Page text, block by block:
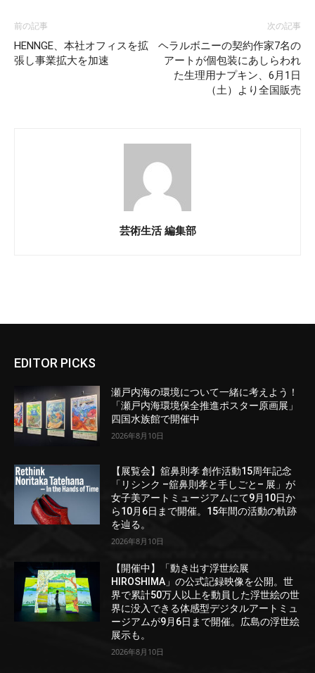
前の記事
HENNGE、本社オフィスを拡
張し事業拡大を加速
次の記事
ヘラルボニーの契約作家7名の
アートが個包装にあしらわれ
た生理用ナプキン、6月1日
（土）より全国販売
芸術生活 編集部
EDITOR PICKS
瀬戸内海の環境について一緒に考えよう！
「瀬戸内海環境保全推進ポスター原画展」
四国水族館で開催中
2026年8月10日
【展覧会】舘鼻則孝 創作活動15周年記念
「リシンク –舘鼻則孝と手しごと– 展」が
女子美アートミュージアムにて9月10日か
ら10月6日まで開催。15年間の活動の軌跡
を辿る。
2026年8月10日
【開催中】「動き出す浮世絵展
HIROSHIMA」の公式記録映像を公開。世
界で累計50万人以上を動員した浮世絵の世
界に没入できる体感型デジタルアートミュ
ージアムが9月6日まで開催。広島の浮世絵
展示も。
2026年8月10日